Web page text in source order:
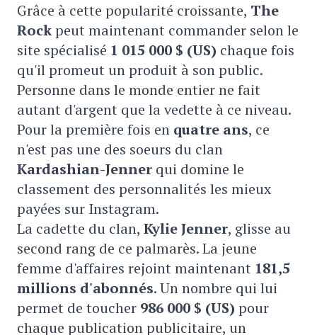
Grâce à cette popularité croissante, The
Rockpeut maintenant commander selon le
site spécialisé 1 015 000 $ (US) chaque fois
qu'il promeut un produit à son public.
Personne dans le monde entier ne fait
autant d'argent que la vedette à ce niveau.
Pour la première fois en quatre ans, ce
n'est pas une des soeurs du clan
Kardashian-Jenner qui domine le
classement des personnalités les mieux
payées sur Instagram.
La cadette du clan, Kylie Jenner, glisse au
second rang de ce palmarès. La jeune
femme d'affaires rejoint maintenant 181,5
millions d'abonnés. Un nombre qui lui
permet de toucher 986 000 $ (US) pour
chaque publication publicitaire, un